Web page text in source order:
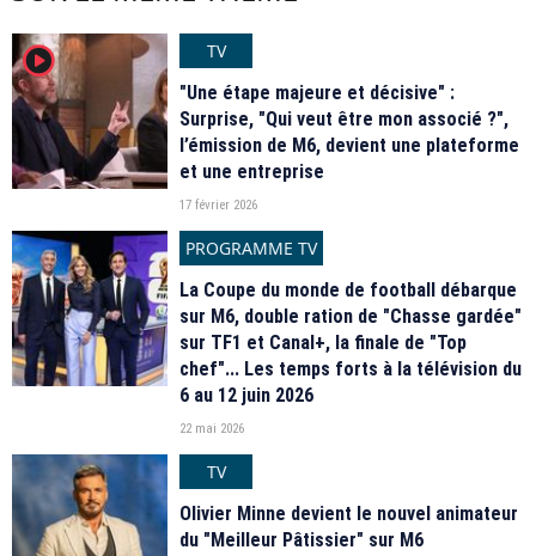
player2
TV
"Une étape majeure et décisive" :
Surprise, "Qui veut être mon associé ?",
l’émission de M6, devient une plateforme
et une entreprise
17 février 2026
PROGRAMME TV
La Coupe du monde de football débarque
sur M6, double ration de "Chasse gardée"
sur TF1 et Canal+, la finale de "Top
chef"... Les temps forts à la télévision du
6 au 12 juin 2026
22 mai 2026
TV
Olivier Minne devient le nouvel animateur
du "Meilleur Pâtissier" sur M6